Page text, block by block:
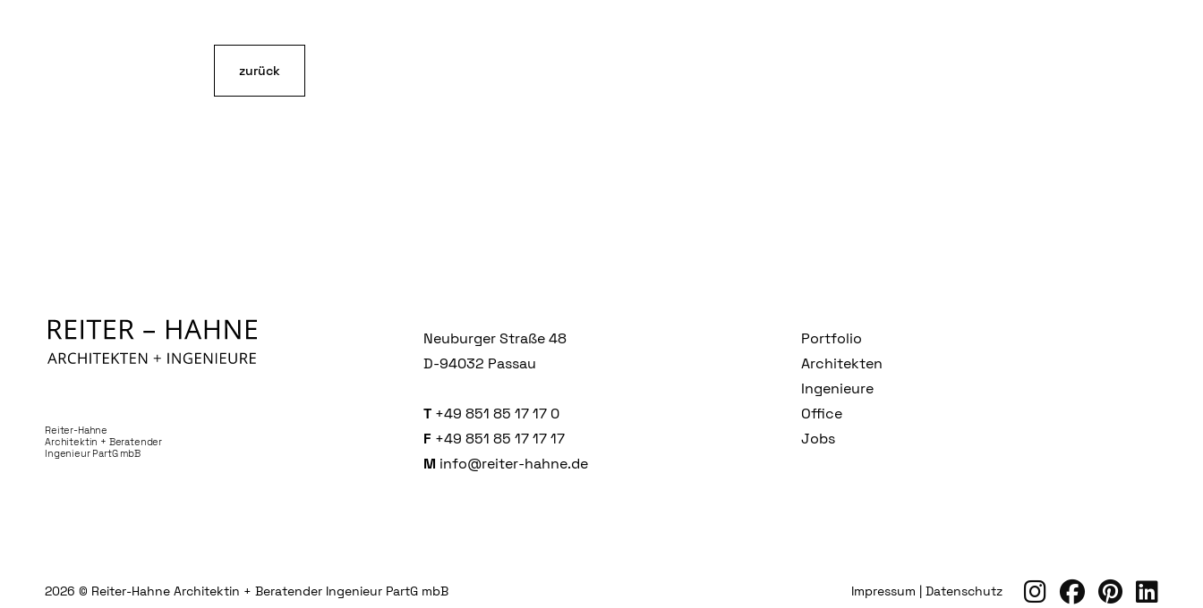
zurück
Reiter-Hahne
Architektin + Beratender
Ingenieur PartG mbB
Neuburger Straße 48
D-94032 Passau
T+49 851 85 17 17 0
F+49 851 85 17 17 17
M info@reiter-hahne.de
Portfolio
Architekten
Ingenieure
Office
Jobs
2026 © Reiter-Hahne Architektin + Beratender Ingenieur PartG mbB Impressum Datenschutz